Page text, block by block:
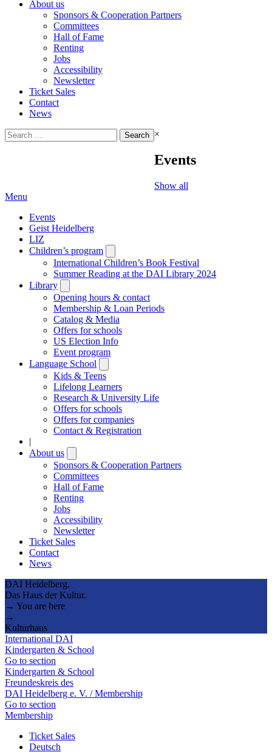
About us
Sponsors & Cooperation Partners
Committees
Hall of Fame
Renting
Jobs
Accessibility
Newsletter
Ticket Sales
Contact
News
Search
for:
×
Events
Show all
Menu
Events
Geist Heidelberg
LIZ
Children’s program
submenu
International Children’s Book Festival
Summer Reading at the DAI Library 2024
Library
submenu
Opening hours & contact
Membership & Loan Periods
Catalog & Media
Offers for schools
US Election Info
Event program
Language School
submenu
Kids & Teens
Lifelong Learners
Research & University Life
Offers for schools
Offers for companies
Contact & Registration
|
About us
submenu
Sponsors & Cooperation Partners
Committees
Hall of Fame
Renting
Jobs
Accessibility
Newsletter
Ticket Sales
Contact
News
DAI Heidelberg.
Das Haus der Kultur.
→ You are here
→
Kulturhaus
International DAI
Kindergarten & School
Go to section
Kindergarten & School
Freundeskreis des
DAI Heidelberg e. V. / Membership
Go to section
Membership
Ticket Sales
Deutsch